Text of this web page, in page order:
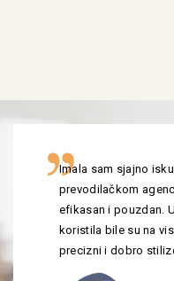
Imala sam sjajno
prevodilačkom
efikasan i pouzdan.
koristila bile su na
precizni i dobro